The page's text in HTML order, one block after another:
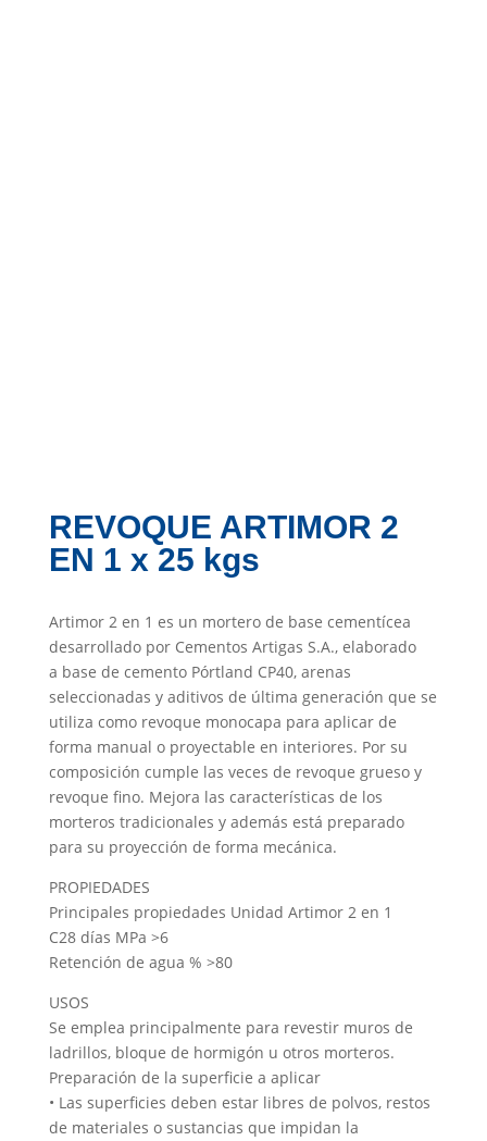
REVOQUE ARTIMOR 2
EN 1 x 25 kgs
Artimor 2 en 1 es un mortero de base cementícea
desarrollado por Cementos Artigas S.A., elaborado
a base de cemento Pórtland CP40, arenas
seleccionadas y aditivos de última generación que se
utiliza como revoque monocapa para aplicar de
forma manual o proyectable en interiores. Por su
composición cumple las veces de revoque grueso y
revoque fino. Mejora las características de los
morteros tradicionales y además está preparado
para su proyección de forma mecánica.
PROPIEDADES
Principales propiedades Unidad Artimor 2 en 1
C28 días MPa >6
Retención de agua % >80
USOS
Se emplea principalmente para revestir muros de
ladrillos, bloque de hormigón u otros morteros.
Preparación de la superficie a aplicar
• Las superficies deben estar libres de polvos, restos
de materiales o sustancias que impidan la